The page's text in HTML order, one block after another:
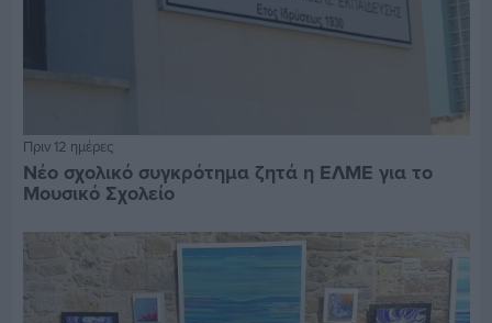
Πριν 12 ημέρες
Νέο σχολικό συγκρότημα ζητά η ΕΛΜΕ για το
Μουσικό Σχολείο